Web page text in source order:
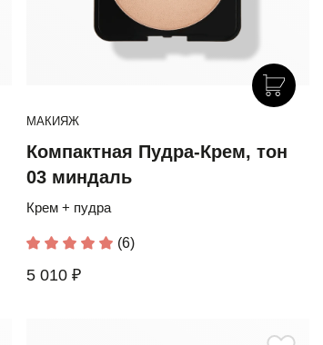
МАКИЯЖ
Компактная Пудра-Крем, тон
03 миндаль
Крем + пудра
(6)
5 010 ₽